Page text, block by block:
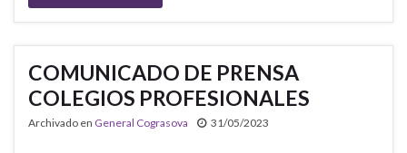
COMUNICADO DE PRENSA
COLEGIOS PROFESIONALES
Archivado en General Cograsova 31/05/2023